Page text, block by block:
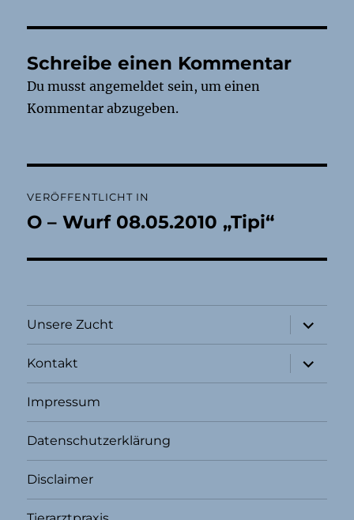
Schreibe einen Kommentar
Du musstangemeldet sein, um einen
Kommentar abzugeben.
VERÖFFENTLICHT IN
O – Wurf 08.05.2010 „Tipi“
Unsere Zucht
öffnen
Kontakt
öffnen
Impressum
Datenschutzerklärung
Disclaimer